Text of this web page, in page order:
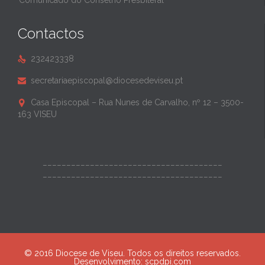
Contactos
 232423338
 secretariaepiscopal@diocesedeviseu.pt

Casa Episcopal – Rua Nunes de Carvalho, nº 12 – 3500-
163 VISEU
© 2016 Diocese de Viseu. Todos os direitos reservados.
Desenvolvimento: scpdpi.com